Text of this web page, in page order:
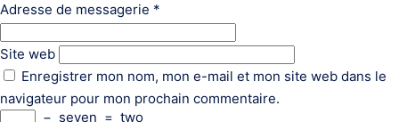
Adresse de messagerie *
Site web
Enregistrer mon nom, mon e-mail et mon site web dans le
navigateur pour mon prochain commentaire.
− seven = two